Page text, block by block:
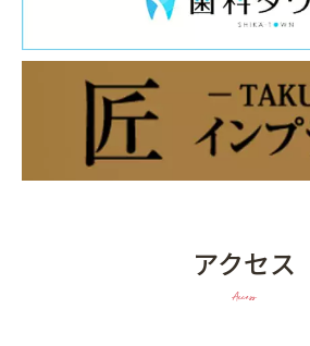
アクセス
Access